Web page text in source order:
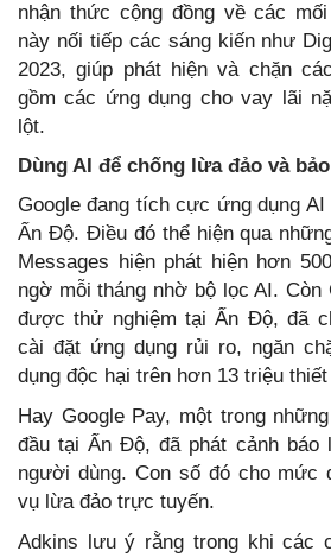
nhận thức cộng đồng về các
này nối tiếp các sáng kiến như
2023, giúp phát hiện và chặn
gồm các ứng dụng cho vay lãi
lột.
Dùng AI để chống lừa đảo và
Google đang tích cực ứng dụng
Ấn Độ. Điều đó thể hiện qua
Messages hiện phát hiện hơn
ngờ mỗi tháng nhờ bộ lọc AI. Còn
được thử nghiệm tại Ấn Độ, đã
cài đặt ứng dụng rủi ro, ngăn
dụng độc hại trên hơn 13 triệu thiết
Hay Google Pay, một trong
đầu tại Ấn Độ, đã phát cảnh báo
người dùng. Con số đó cho mức
vụ lừa đảo trực tuyến.
Adkins lưu ý rằng trong khi các